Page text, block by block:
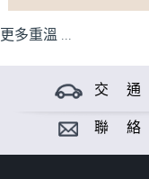
更多重溫 ...
交 通
聯 絡